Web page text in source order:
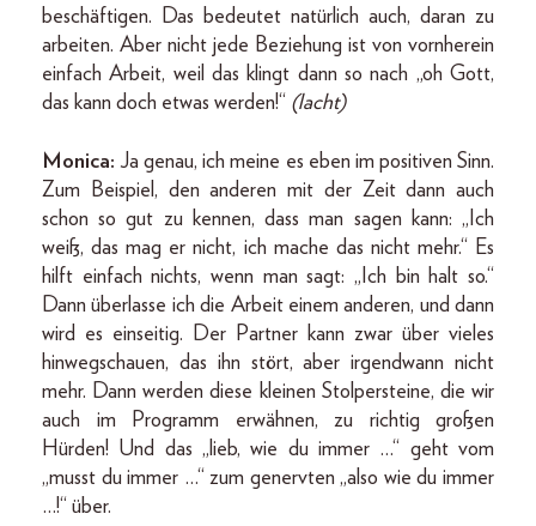
beschäftigen. Das bedeutet natürlich auch, daran zu
arbeiten. Aber nicht jede Beziehung ist von vornherein
einfach Arbeit, weil das klingt dann so nach „oh Gott,
das kann doch etwas werden!“ (lacht)
Monica: Ja genau, ich meine es eben im positiven Sinn.
Zum Beispiel, den anderen mit der Zeit dann auch
schon so gut zu kennen, dass man sagen kann: „Ich
weiß, das mag er nicht, ich mache das nicht mehr.“ Es
hilft einfach nichts, wenn man sagt: „Ich bin halt so.“
Dann überlasse ich die Arbeit einem anderen, und dann
wird es einseitig. Der Partner kann zwar über vieles
hinwegschauen, das ihn stört, aber irgendwann nicht
mehr. Dann werden diese kleinen Stolpersteine, die wir
auch im Programm erwähnen, zu richtig großen
Hürden! Und das „lieb, wie du immer …“ geht vom
„musst du immer …“ zum genervten „also wie du immer
…!“ über.